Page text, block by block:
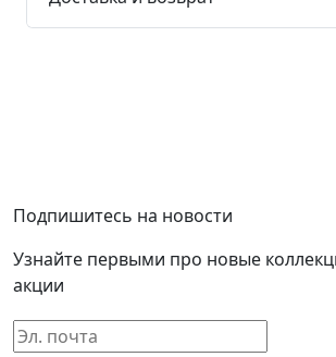
Подпишитесь на новости
Узнайте первыми про новые
акции